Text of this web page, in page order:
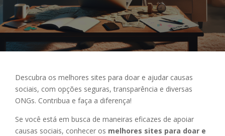
Descubra os melhores sites para doar e ajudar causas
sociais, com opções seguras, transparência e diversas
ONGs. Contribua e faça a diferença!
Se você está em busca de maneiras eficazes de apoiar
causas sociais, conhecer os melhores sites para doar e